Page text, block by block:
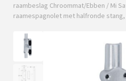
raambeslag Chroommat/Ebben / Mi
raamespagnolet met halfronde stang,